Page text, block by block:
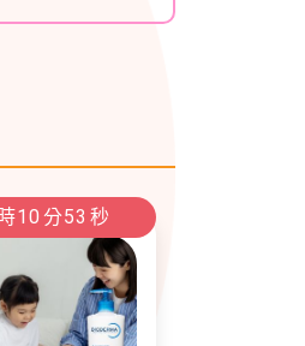
時10 分51 秒